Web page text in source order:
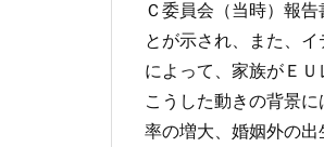
Ｃ委員会（当時）報
とが示され、また、
によって、家族がＥ
こうした動きの背景
率の増大、婚姻外の